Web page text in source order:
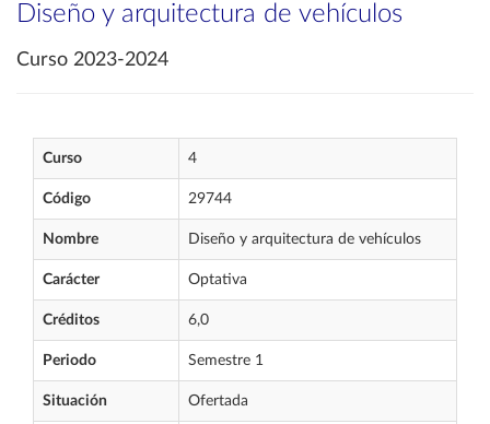
Diseño y arquitectura de vehículos
Curso 2023-2024
Curso 4
Código 29744
Nombre Diseño y arquitectura de vehículos
Carácter Optativa
Créditos 6,0
Periodo Semestre 1
Situación Ofertada